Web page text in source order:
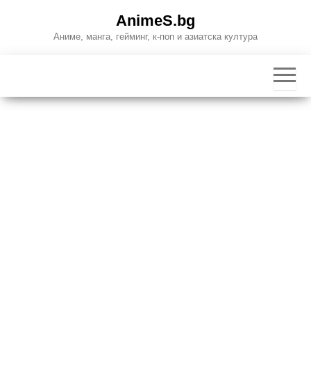
AnimeS.bg
Аниме, манга, гейминг, к-поп и азиатска култура